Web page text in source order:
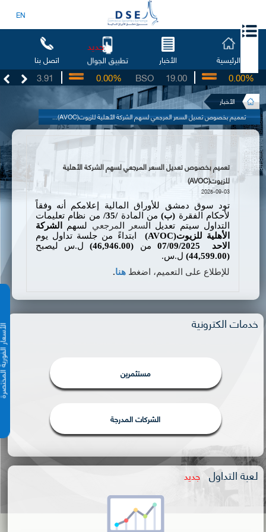
EN
الرئيسية الأخبار تطبيق الجوال
جديد
اتصل بنا
3.91
UG 19.00
BSO
0.00% 0.00%
الأخبار
تعميم بخصوص تعديل السعر المرجعي لسهم الشركة الأهلية للزيوت(AVOC)...
الأسعار
تعميم بخصوص تعديل السعر المرجعي لسهم الشركة الأهلية
للزيوت(AVOC)
2025-09-03
تود سوق دمشق للأوراق المالية إعلامكم أنه وفقاً
لأحكام الفقرة (ب)من المادة/35/
من نظام تعليمات
التداول سيتم تعديل السعر المرجعي لسهم
الشركة
الأهلية للزيوت(AVOC)
ابتداءً من جلسة تداول يوم
الاحد
07/09/2025 من (46,946.00)
ل.س ليصبح
(
44,599.00
)ل.س.
للإطلاع على التعميم، اضغط هنا.
خدمات الكترونية
مستثمرين
الشركات المدرجة
لعبة التداول جديد